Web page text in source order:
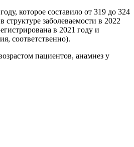
которое составило от 319 до 324
заболеваемости в 2022
в 2021 году и
соответственно).
пациентов, анамнез у